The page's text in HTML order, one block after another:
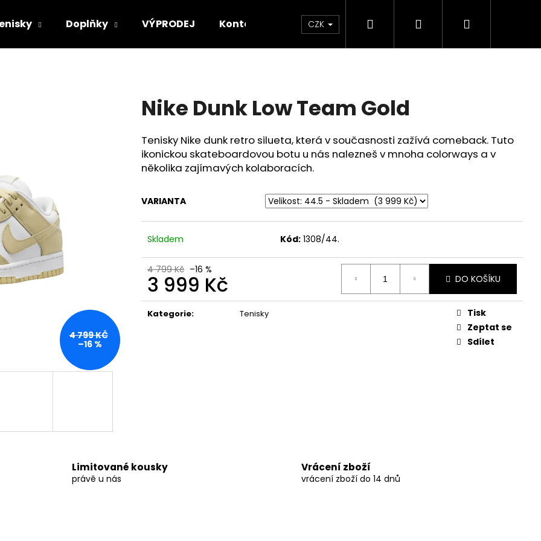
Doplňky VÝPRODEJ Kontakt Značky
CZK Hledat PřihlášeníNákupní
Nike Dunk Low Team Gold
Tenisky Nike dunk retro silueta, která v současnosti zažívá comeback. Tuto
ikonickou skateboardovou botu u nás nalezneš v mnoha colorways a v
několika zajímavých kolaboracích.
VARIANTA
Skladem Kód: 1308/44.
4 799 Kč –16 %
3 999 Kč
Měrná
cena:
DO KOŠÍKU
Kategorie: Tenisky
Tisk
Zeptat se
Sdílet
4 799 KČ
–16 %
Limitované kousky
právě u nás
Vrácení zboží
vrácení zboží do 14 dnů
HLEDAT
CREW 96 TEE
599 Kč
NIKE DUNK LOW CAMPFIRE ORANGE
3 999 Kč